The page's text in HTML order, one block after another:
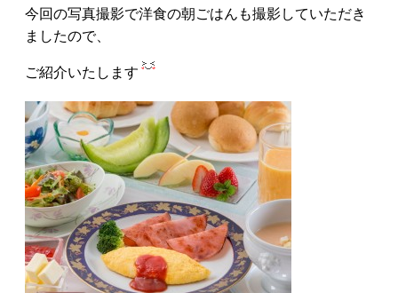
お電話でのお問い合わせ
0957-73-2588
ENGLISH 簡体字
繁体字 한국어
今回の写真撮影で洋食の朝ごはんも撮影していただき
ましたので、
ご紹介いたします